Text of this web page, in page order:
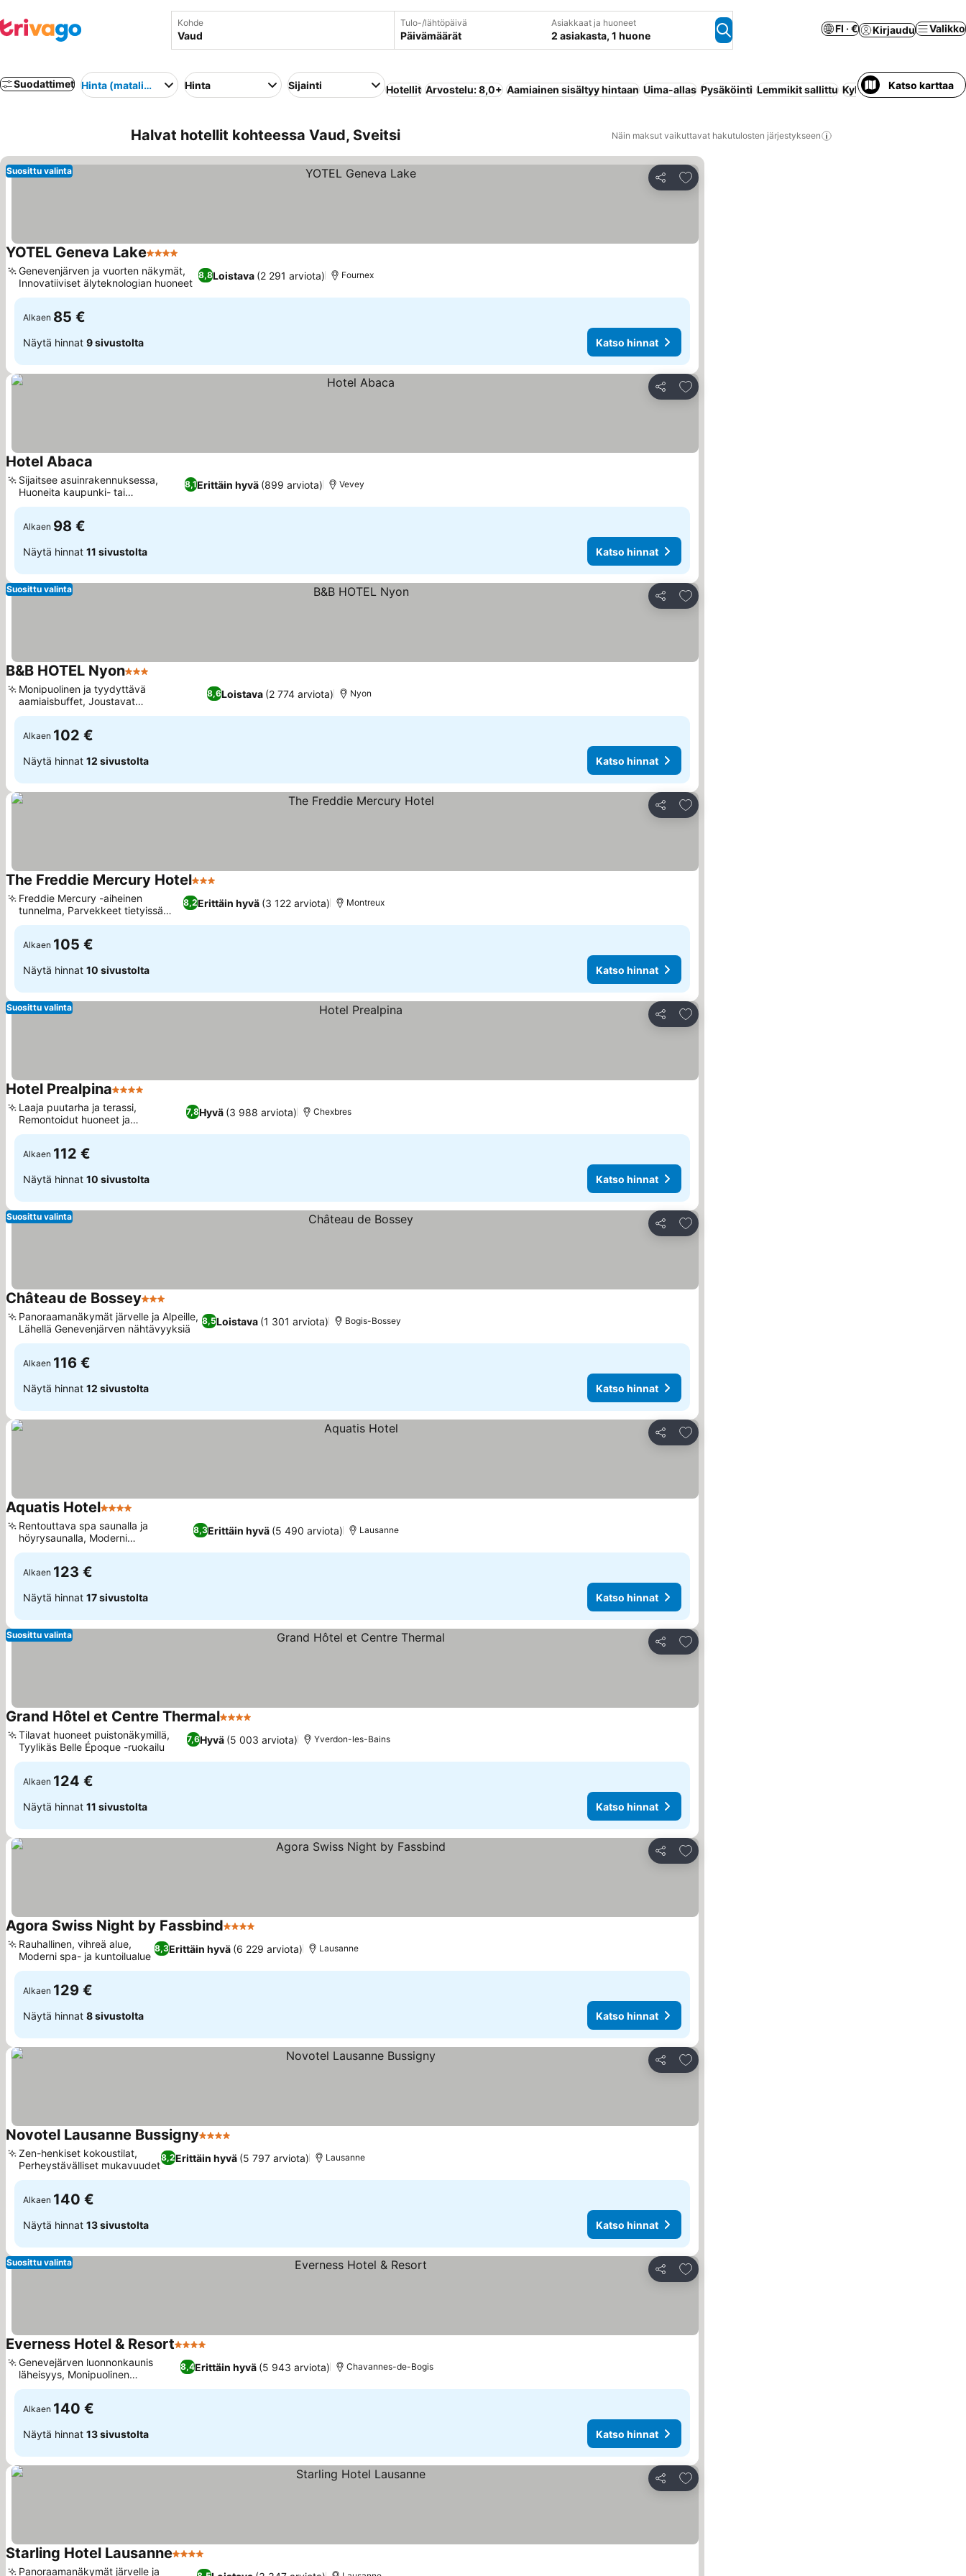
Kohde Tulo-/lähtöpäivä
Päivämäärät
Asiakkaat ja huoneet
2 asiakasta, 1 huone
FI · € Kirjaudu Valikko
Suodattimet Hinta (matalimmasta korkeimpaan)
Hinta Sijainti Hotellit Arvostelu: 8,0+ Aamiainen sisältyy hintaan Uima-allas Pysäköinti Lemmikit sallittu Kylpylä Huoneisto
Katso karttaa
Halvat hotellit kohteessa Vaud, Sveitsi Näin maksut vaikuttavat hakutulosten järjestykseen
Jaa
Lisää suosikkeihin
Suosittu valinta
YOTEL Geneva Lake4 Tähtiluokitus
8,8Loistava (2 291 arviota)
Genevenjärven ja vuorten näkymät,
Innovatiiviset älyteknologian huoneet
Fournex
Alkaen 85 €
Näytä hinnat 9 sivustolta Katso hinnat
Jaa
Lisää suosikkeihin
Hotel Abaca
8,1Erittäin hyvä (899 arviota)
Sijaitsee asuinrakennuksessa,
Huoneita kaupunki- tai
järvinäköalalla
Vevey
Alkaen 98 €
Näytä hinnat 11 sivustolta Katso hinnat
Jaa
Lisää suosikkeihin
Suosittu valinta
B&B HOTEL Nyon3 Tähtiluokitus
8,6Loistava (2 774 arviota)
Monipuolinen ja tyydyttävä
aamiaisbuffet, Joustavat
pysäköintimahdollisuudet
Nyon
Alkaen 102 €
Näytä hinnat 12 sivustolta Katso hinnat
Jaa
Lisää suosikkeihin
The Freddie Mercury Hotel3 Tähtiluokitus
8,2Erittäin hyvä (3 122 arviota)
Freddie Mercury -aiheinen
tunnelma, Parvekkeet tietyissä
huoneissa
Montreux
Alkaen 105 €
Näytä hinnat 10 sivustolta Katso hinnat
Jaa
Lisää suosikkeihin
Suosittu valinta
Hotel Prealpina4 Tähtiluokitus
7,8Hyvä (3 988 arviota)
Laaja puutarha ja terassi,
Remontoidut huoneet ja
kylpyhuoneet
Chexbres
Alkaen 112 €
Näytä hinnat 10 sivustolta Katso hinnat
Jaa
Lisää suosikkeihin
Suosittu valinta
Château de Bossey3 Tähtiluokitus
8,5Loistava (1 301 arviota)
Panoraamanäkymät järvelle ja Alpeille,
Lähellä Genevenjärven nähtävyyksiä
Bogis-Bossey
Alkaen 116 €
Näytä hinnat 12 sivustolta Katso hinnat
Jaa
Lisää suosikkeihin
Aquatis Hotel4 Tähtiluokitus
8,3Erittäin hyvä (5 490 arviota)
Rentouttava spa saunalla ja
höyrysaunalla, Moderni
vesiteemainen sisustus
Lausanne
Alkaen 123 €
Näytä hinnat 17 sivustolta Katso hinnat
Jaa
Lisää suosikkeihin
Suosittu valinta
Grand Hôtel et Centre Thermal4 Tähtiluokitus
7,6Hyvä (5 003 arviota)
Tilavat huoneet puistonäkymillä,
Tyylikäs Belle Époque -ruokailu
Yverdon-les-Bains
Alkaen 124 €
Näytä hinnat 11 sivustolta Katso hinnat
Jaa
Lisää suosikkeihin
Agora Swiss Night by Fassbind4 Tähtiluokitus
8,3Erittäin hyvä (6 229 arviota)
Rauhallinen, vihreä alue,
Moderni spa- ja kuntoilualue
Lausanne
Alkaen 129 €
Näytä hinnat 8 sivustolta Katso hinnat
Jaa
Lisää suosikkeihin
Novotel Lausanne Bussigny4 Tähtiluokitus
8,2Erittäin hyvä (5 797 arviota)
Zen-henkiset kokoustilat,
Perheystävälliset mukavuudet
Lausanne
Alkaen 140 €
Näytä hinnat 13 sivustolta Katso hinnat
Jaa
Lisää suosikkeihin
Suosittu valinta
Everness Hotel & Resort4 Tähtiluokitus
8,4Erittäin hyvä (5 943 arviota)
Genevejärven luonnonkaunis
läheisyys, Monipuolinen
aamiaisbuffet
Chavannes-de-Bogis
Alkaen 140 €
Näytä hinnat 13 sivustolta Katso hinnat
Jaa
Lisää suosikkeihin
Starling Hotel Lausanne4 Tähtiluokitus
Panoraamanäkymät järvelle ja